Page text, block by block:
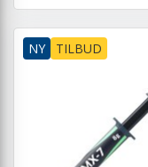
NY TILBUD